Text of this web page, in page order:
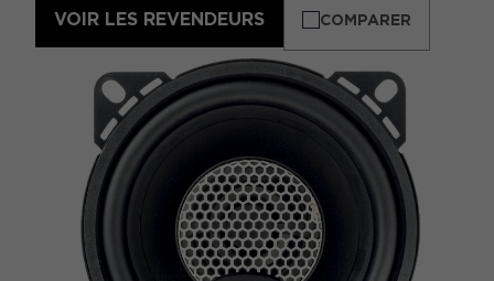
VOIR LES REVENDEURS COMPARER